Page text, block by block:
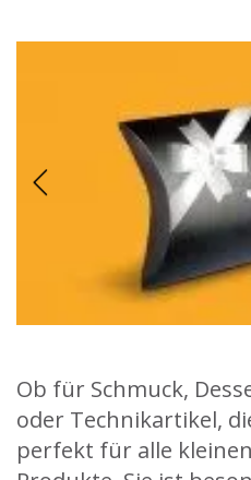
Ob für Schmuck,
oder Technikartikel,
perfekt für alle